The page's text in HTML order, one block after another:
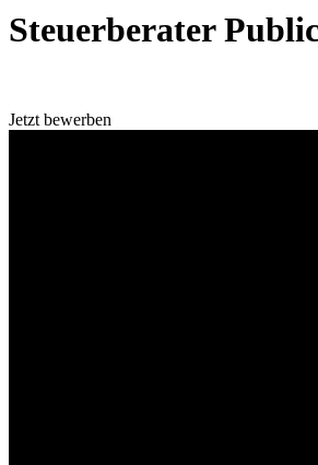
Steuerberater
Jetzt bewerben